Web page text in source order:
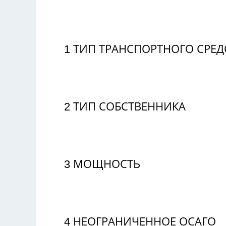
1 ТИП ТРАНСПОРТНОГО
2 ТИП СОБСТВЕННИКА
3 МОЩНОСТЬ
4 НЕОГРАНИЧЕННОЕ ОСАГО